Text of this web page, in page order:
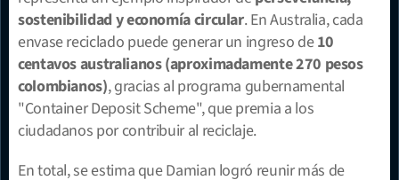
sostenibilidad y economía circular. En Australia, cada
envase reciclado puede generar un ingreso de 10
centavos australianos (aproximadamente 270 pesos
colombianos), gracias al programa gubernamental
"Container Deposit Scheme", que premia a los
ciudadanos por contribuir al reciclaje.